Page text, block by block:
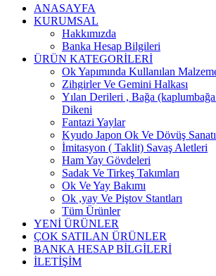
ANASAYFA
KURUMSAL
Hakkımızda
Banka Hesap Bilgileri
ÜRÜN KATEGORİLERİ
Ok Yapımında Kullanılan
Zihgirler Ve Gemini Halkası
Yılan Derileri , Bağa
Dikeni
Fantazi Yaylar
Kyudo Japon Ok Ve Dövüş
İmitasyon ( Taklit) Savaş Aletleri
Ham Yay Gövdeleri
Sadak Ve Tirkeş Takımları
Ok Ve Yay Bakımı
Ok ,yay Ve Piştov Stantları
Tüm Ürünler
YENİ ÜRÜNLER
ÇOK SATILAN ÜRÜNLER
BANKA HESAP BİLGİLERİ
İLETİŞİM